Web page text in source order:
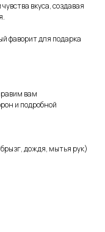
вкуса, создавая
фаворит для подарка
вам
и подробной
дождя, мытья рук)